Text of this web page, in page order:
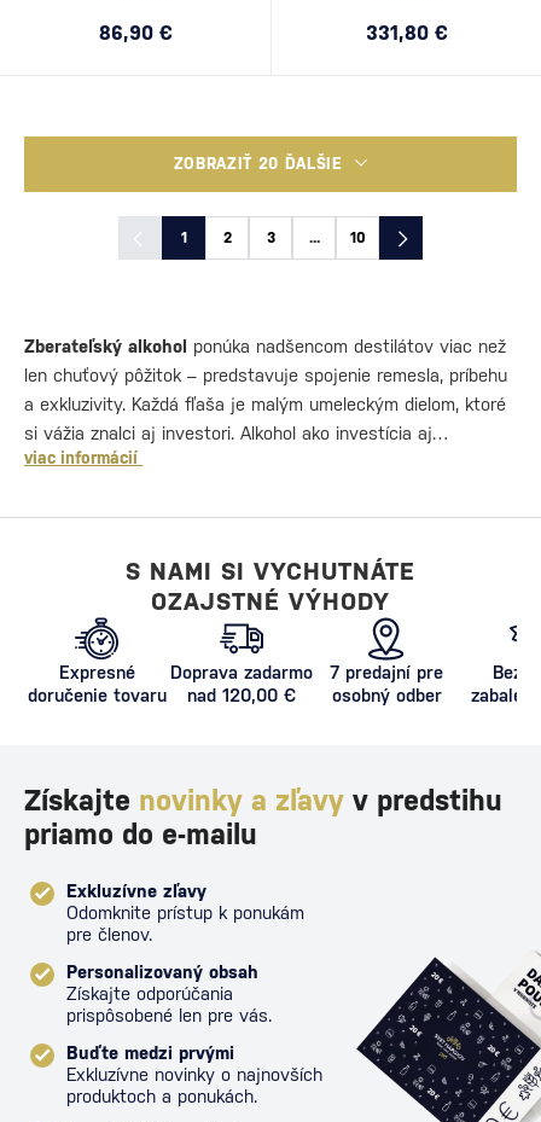
86,90 € 331,80 €
ZOBRAZIŤ 20 ĎALŠIE
1 2 3 ... 10
Zberateľský alkohol ponúka nadšencom destilátov viac než
len chuťový pôžitok – predstavuje spojenie remesla, príbehu
a exkluzivity. Každá fľaša je malým umeleckým dielom, ktoré
si vážia znalci aj investori. Alkohol ako investícia aj…
viac informácií
S NAMI SI VYCHUTNÁTE
OZAJSTNÉ VÝHODY
Expresné
doručenie tovaru
Doprava zadarmo
nad 120,00 €
7 predajní pre
osobný odber
Získajte novinky a zľavy v predstihu
priamo do e-mailu
Exkluzívne zľavy
Odomknite prístup k ponukám
pre členov.
Personalizovaný obsah
Získajte odporúčania
prispôsobené len pre vás.
Buďte medzi prvými
Exkluzívne novinky o najnovších
produktoch a ponukách.